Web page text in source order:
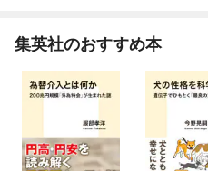
集英社のおすすめ本